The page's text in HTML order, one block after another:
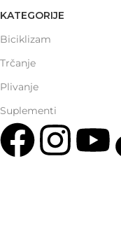
KATEGORIJE
Biciklizam
Trčanje
Plivanje
Suplementi